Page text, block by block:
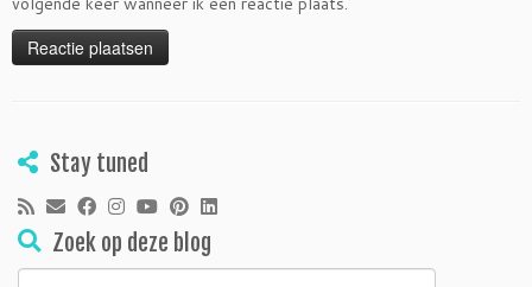
Stay tuned
Zoek op deze blog